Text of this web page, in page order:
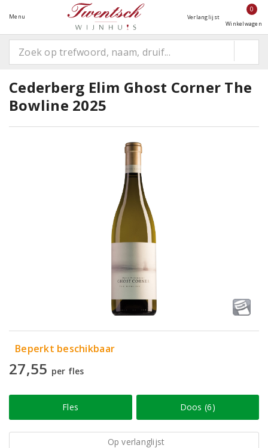
Menu Verlanglijst
0
Winkelwagen
Cederberg Elim Ghost Corner The
Bowline 2025
Beperkt beschikbaar
27,55 per fles
Fles Doos (6)
Op verlanglijst